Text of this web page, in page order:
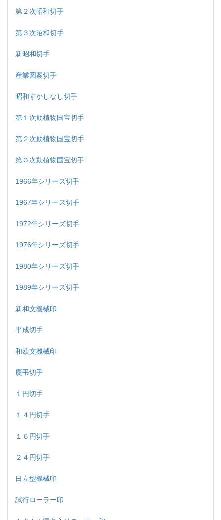
第２次昭和切手
第３次昭和切手
新昭和切手
産業図案切手
昭和すかしなし切手
第１次動植物国宝切手
第２次動植物国宝切手
第３次動植物国宝切手
1966年シリーズ切手
1967年シリーズ切手
1972年シリーズ切手
1976年シリーズ切手
1980年シリーズ切手
1989年シリーズ切手
新和文機械印
平成切手
和欧文機械印
慶弔切手
１円切手
１４円切手
１６円切手
２４円切手
日立型機械印
試行ローラー印